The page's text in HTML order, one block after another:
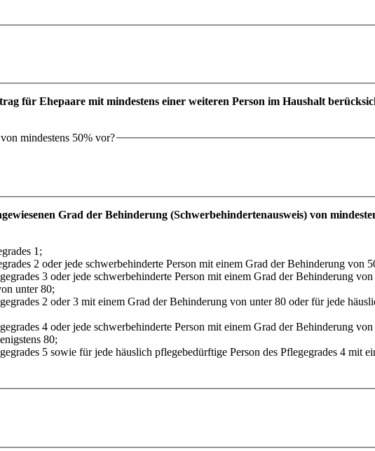
für Ehepaare mit mindestens einer weiteren Person im Haushalt
mindestens 50% vor?
Grad der Behinderung (Schwerbehindertenausweis) von
1;
2 oder jede schwerbehinderte Person mit einem Grad der Behinderung von
3 oder jede schwerbehinderte Person mit einem Grad der Behinderung
unter 80;
2 oder 3 mit einem Grad der Behinderung von unter 80 oder für jede
4 oder jede schwerbehinderte Person mit einem Grad der Behinderung
80;
5 sowie für jede häuslich pflegebedürftige Person des Pflegegrades 4 mit